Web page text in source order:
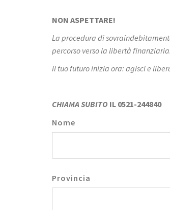
NON ASPETTARE!
La procedura di
percorso verso la libertà finanziaria.
Il tuo futuro inizia ora: agisci e
CHIAMA SUBITO IL 0521-244840
Nome
Provincia